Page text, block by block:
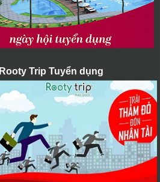
Rooty Trip Tuyển dụng